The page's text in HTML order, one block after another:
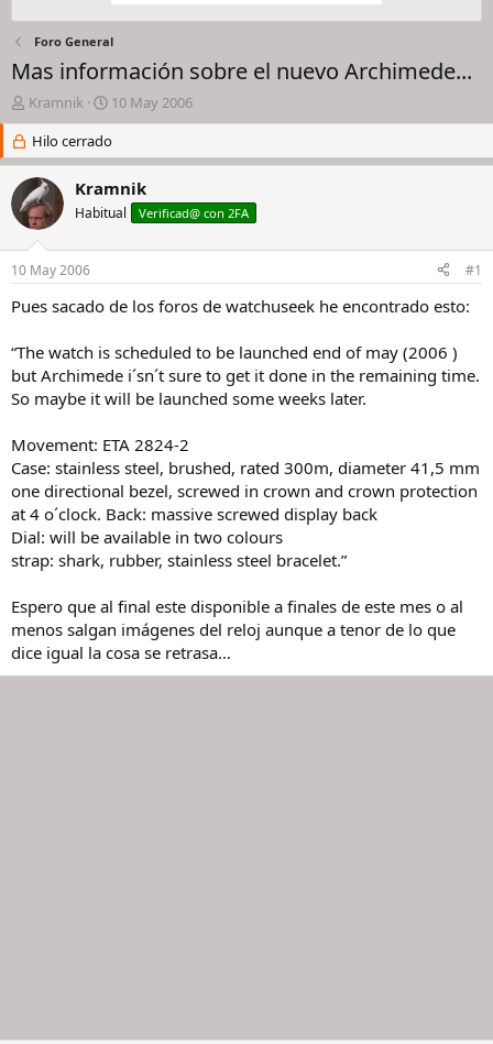
Foro General
Mas información sobre el nuevo Archimede...
I
n
c
i
a
d
o
d
e
l
i
l
o
Kramnik
F
e
c
h
d
e
i
c
i
10 May 2006
Hilo cerrado
Kramnik
Habitual Verificad@ con 2FA
10 May 2006 #1
Pues sacado de los foros de watchuseek he encontrado esto:
“The watch is scheduled to be launched end of may (2006 )
but Archimede i´sn´t sure to get it done in the remaining time.
So maybe it will be launched some weeks later.
Movement: ETA 2824-2
Case: stainless steel, brushed, rated 300m, diameter 41,5 mm
one directional bezel, screwed in crown and crown protection
at 4 o´clock. Back: massive screwed display back
Dial: will be available in two colours
strap: shark, rubber, stainless steel bracelet.”
Espero que al final este disponible a finales de este mes o al
menos salgan imágenes del reloj aunque a tenor de lo que
dice igual la cosa se retrasa…